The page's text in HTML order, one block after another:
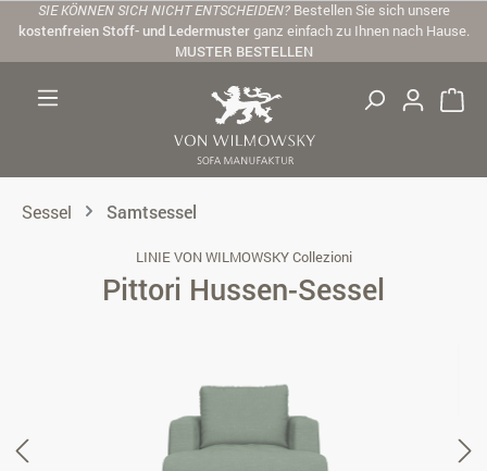
Zum Hauptinhalt springen
SIE KÖNNEN SICH NICHT ENTSCHEIDEN? Bestellen Sie sich unsere
kostenfreien Stoff- und Ledermusterganz einfach zu Ihnen nach Hause.
MUSTER BESTELLEN
Sessel Samtsessel
LINIE VON WILMOWSKY Collezioni
Pittori Hussen-Sessel